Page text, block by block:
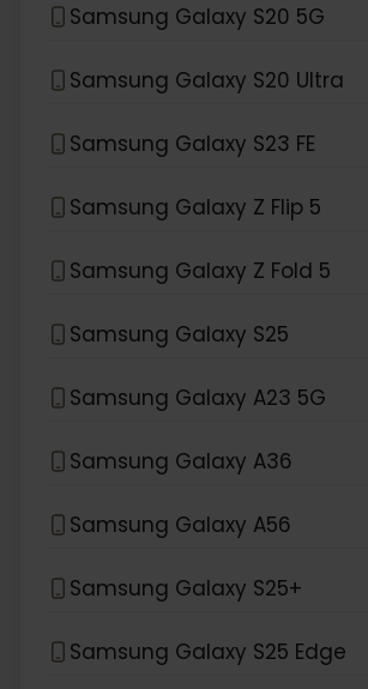
Samsung Galaxy S20 5G
Samsung Galaxy S20 Ultra
Samsung Galaxy S23 FE
Samsung Galaxy Z Flip 5
Samsung Galaxy Z Fold 5
Samsung Galaxy S25
Samsung Galaxy A23 5G
Samsung Galaxy A36
Samsung Galaxy A56
Samsung Galaxy S25+
Samsung Galaxy S25 Edge